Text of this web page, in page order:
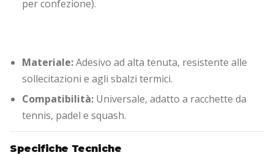
per confezione).
Materiale:Adesivo ad alta tenuta, resistente alle
sollecitazioni e agli sbalzi termici.
Compatibilità: Universale, adatto a racchette da
tennis, padel e squash.
Specifiche Tecniche